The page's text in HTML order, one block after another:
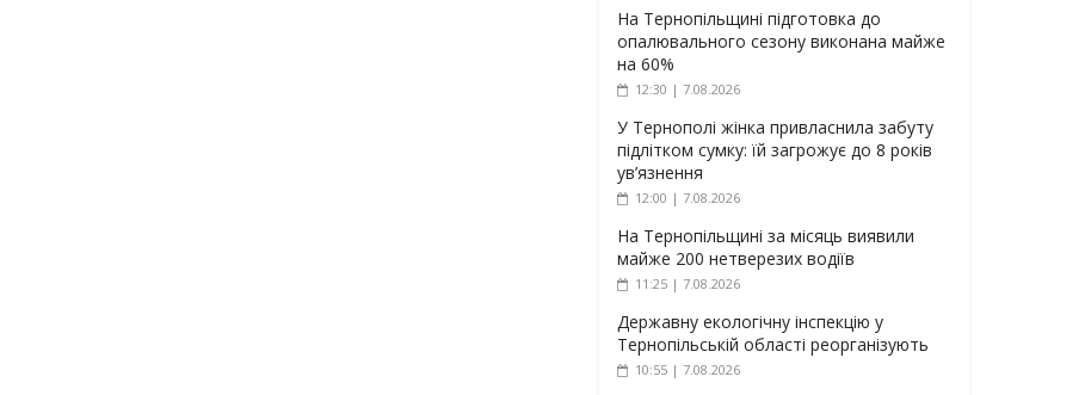
На Тернопільщині підготовка до
опалювального сезону виконана майже
на 60%
12:30 | 7.08.2026
У Тернополі жінка привласнила забуту
підлітком сумку: їй загрожує до 8 років
ув’язнення
12:00 | 7.08.2026
На Тернопільщині за місяць виявили
майже 200 нетверезих водіїв
11:25 | 7.08.2026
Державну екологічну інспекцію у
Тернопільській області реорганізують
10:55 | 7.08.2026